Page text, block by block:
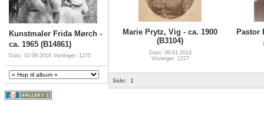
Kunstmaler Frida Mørch -
ca. 1965 (B14861)
Dato: 02-06-2016 Visninger: 1275
Marie Prytz, Vig - ca. 1900
(B3104)
Dato: 09-01-2014
Visninger: 1227
Pastor
Side: 1